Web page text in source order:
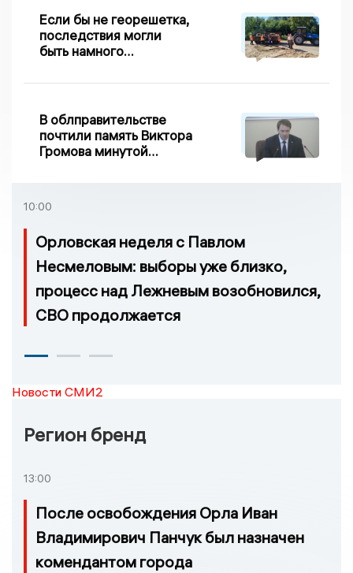
Если бы не георешетка,
последствия могли
быть намного
сходе песка на
В облправительстве
почтили память Виктора
Громова минутой
10:00
Орловская неделя с Павлом
Несмеловым: выборы уже близко,
процесс над Лежневым возобновился,
СВО продолжается
Новости СМИ2
Регион бренд
13:00
После освобождения Орла Иван
Владимирович Панчук был назначен
комендантом города